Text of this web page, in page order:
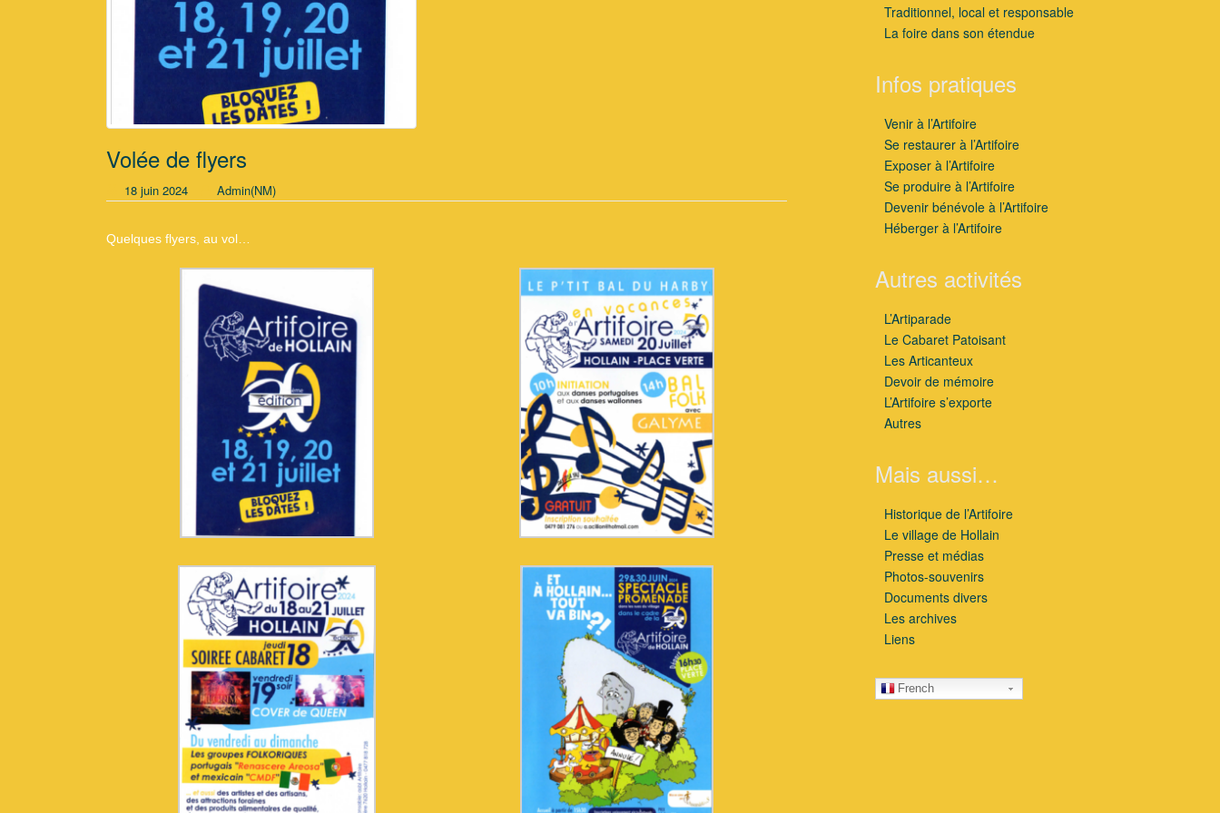
Volée de flyers
18 juin 2024 Admin(NM)
Quelques flyers, au vol…
Traditionnel, local et responsable
La foire dans son étendue
Infos pratiques
Venir à l’Artifoire
Se restaurer à l’Artifoire
Exposer à l’Artifoire
Se produire à l’Artifoire
Devenir bénévole à l’Artifoire
Héberger à l’Artifoire
Autres activités
L’Artiparade
Le Cabaret Patoisant
Les Articanteux
Devoir de mémoire
L’Artifoire s’exporte
Autres
Mais aussi…
Historique de l’Artifoire
Le village de Hollain
Presse et médias
Photos-souvenirs
Documents divers
Les archives
Liens
French